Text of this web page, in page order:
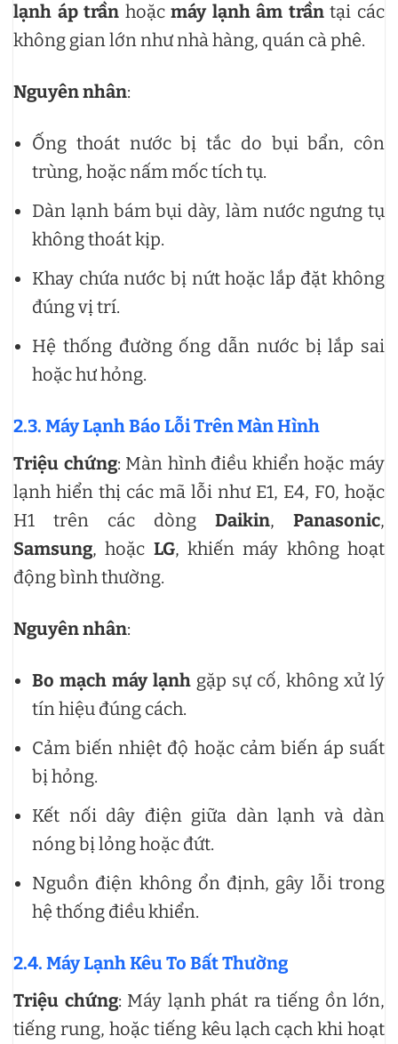
lạnh áp trần hoặcmáy lạnh âm trầntại các
không gian lớn như nhà hàng, quán cà phê.
Nguyên nhân:
Ống thoát nước bị tắc do bụi bẩn, côn
trùng, hoặc nấm mốc tích tụ.
Dàn lạnh bám bụi dày, làm nước ngưng tụ
không thoát kịp.
Khay chứa nước bị nứt hoặc lắp đặt không
đúng vị trí.
Hệ thống đường ống dẫn nước bị lắp sai
hoặc hư hỏng.
2.3. Máy Lạnh Báo Lỗi Trên Màn Hình
Triệu chứng: Màn hình điều khiển hoặc máy
lạnh hiển thị các mã lỗi như E1, E4, F0, hoặc
H1 trên các dòng Daikin, Panasonic,
Samsung, hoặc LG, khiến máy không hoạt
động bình thường.
Nguyên nhân:
Bo mạch máy lạnh gặp sự cố, không xử lý
tín hiệu đúng cách.
Cảm biến nhiệt độ hoặc cảm biến áp suất
bị hỏng.
Kết nối dây điện giữa dàn lạnh và dàn
nóng bị lỏng hoặc đứt.
Nguồn điện không ổn định, gây lỗi trong
hệ thống điều khiển.
2.4. Máy Lạnh Kêu To Bất Thường
Triệu chứng: Máy lạnh phát ra tiếng ồn lớn,
tiếng rung, hoặc tiếng kêu lạch cạch khi hoạt